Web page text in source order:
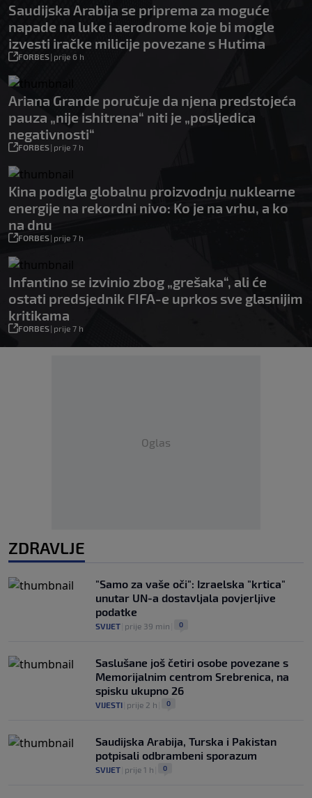
Saudijska Arabija se priprema za moguće
napade na luke i aerodrome koje bi mogle
izvesti iračke milicije povezane s Hutima
FORBES| prije 6 h
Ariana Grande poručuje da njena predstojeća
pauza „nije ishitrena“ niti je „posljedica
negativnosti“
FORBES| prije 7 h
Kina podigla globalnu proizvodnju nuklearne
energije na rekordni nivo: Ko je na vrhu, a ko
na dnu
FORBES| prije 7 h
Infantino se izvinio zbog „grešaka“, ali će
ostati predsjednik FIFA-e uprkos sve glasnijim
kritikama
FORBES| prije 7 h
Oglas
ZDRAVLJE
"Samo za vaše oči": Izraelska "krtica"
unutar UN-a dostavljala povjerljive
podatke
SVIJET prije 39 min 0
Saslušane još četiri osobe povezane s
Memorijalnim centrom Srebrenica, na
spisku ukupno 26
VIJESTI prije 2 h 0
Saudijska Arabija, Turska i Pakistan
potpisali odbrambeni sporazum
SVIJET prije 1 h 0